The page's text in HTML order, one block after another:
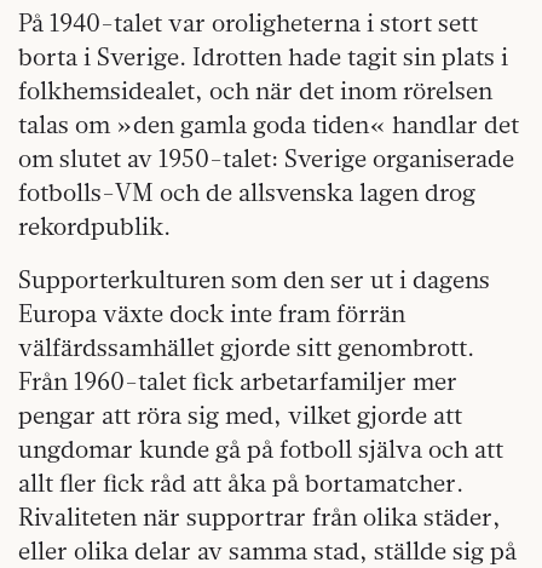
På 1940-talet var oroligheterna i stort sett
borta i Sverige. Idrotten hade tagit sin plats i
folkhemsidealet, och när det inom rörelsen
talas om »den gamla goda tiden« handlar det
om slutet av 1950-talet: Sverige organiserade
fotbolls-VM och de allsvenska lagen drog
rekordpublik.
Supporterkulturen som den ser ut i dagens
Europa växte dock inte fram förrän
välfärdssamhället gjorde sitt genombrott.
Från 1960-talet fick arbetarfamiljer mer
pengar att röra sig med, vilket gjorde att
ungdomar kunde gå på fotboll själva och att
allt fler fick råd att åka på bortamatcher.
Rivaliteten när supportrar från olika städer,
eller olika delar av samma stad, ställde sig på